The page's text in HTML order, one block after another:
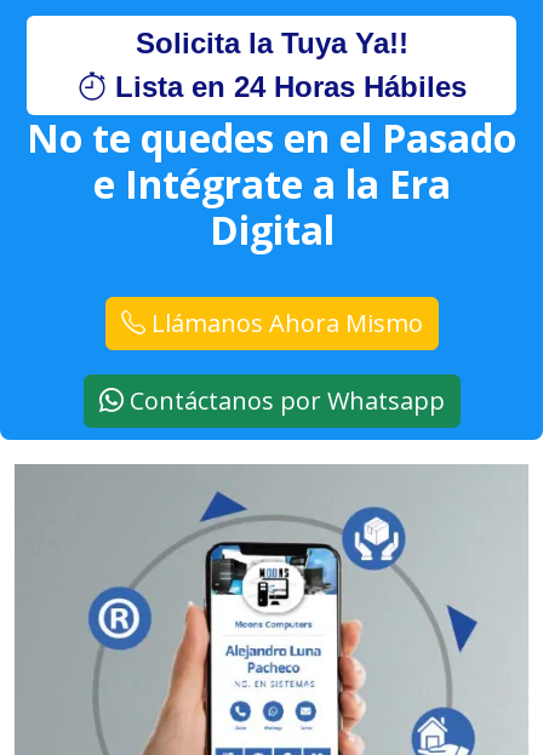
Solicita la Tuya Ya!!
Lista en 24 Horas Hábiles
No te quedes en el Pasado
e Intégrate a la Era
Digital
Llámanos Ahora Mismo
Contáctanos por Whatsapp